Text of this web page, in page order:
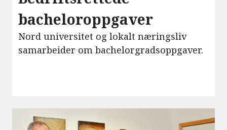
bacheloroppgaver
Nord universitet og lokalt næringsliv
samarbeider om bachelorgradsoppgaver.